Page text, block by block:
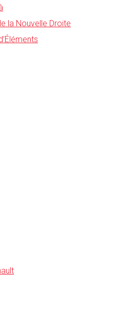
la Nouvelle Droite